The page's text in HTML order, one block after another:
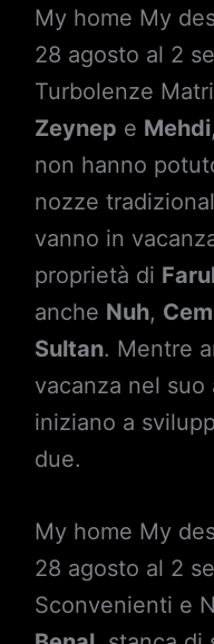
My home My
28 agosto al 2
Turbolenze
Zeynep e Mehdi
non hanno
nozze
vanno in
proprietà di
anche Nuh,
Sultan. Mentre
vacanza nel suo
iniziano a
due.
My home My
28 agosto al 2
Sconvenienti e